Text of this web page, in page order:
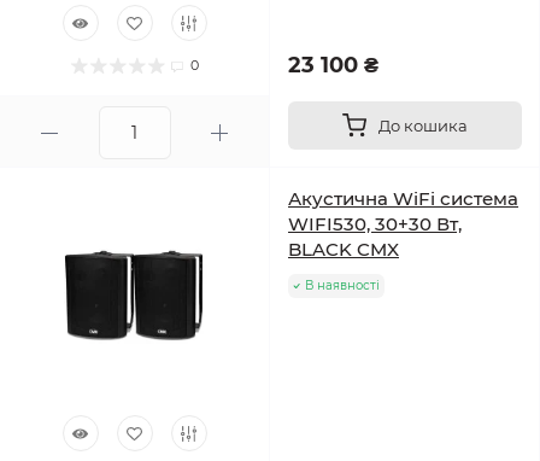
0 23 100 ₴
До кошика
Акустична WiFi система
WIFI530, 30+30 Вт,
BLACK CMX
В наявності